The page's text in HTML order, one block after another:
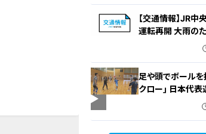
【交通情報】JR中
運転再開 大雨の
足や頭でボールを
クロー｣ 日本代表
ス受けて子ども